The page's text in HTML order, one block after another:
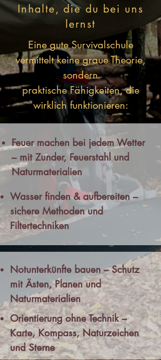
Inhalte, die du bei uns
lernst
Eine gute Survivalschule
vermittelt keine graue Theorie,
sondern
praktische Fähigkeiten, die
wirklich funktionieren:
Feuer machen bei jedem Wetter
– mit Zunder, Feuerstahl und
Naturmaterialien
Wasser finden & aufbereiten –
sichere Methoden und
Filtertechniken
Notunterkünfte bauen – Schutz
mit Ästen, Planen und
Naturmaterialien
Orientierung ohne Technik –
Karte, Kompass, Naturzeichen
und Sterne